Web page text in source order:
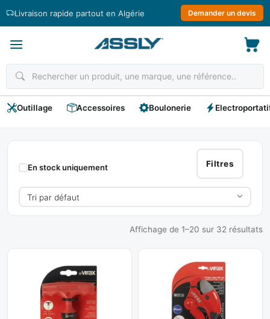
Livraison rapide partout en Algérie Demander un devis
Outillage Accessoires Boulonerie
VIRAX
Filtres
En stock uniquement
Affichage de 1–20 sur 32 résultats